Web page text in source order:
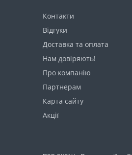
Контакти
Відгуки
Доставка та оплата
Нам довіряють!
Про компанію
Партнерам
Карта сайту
Акції